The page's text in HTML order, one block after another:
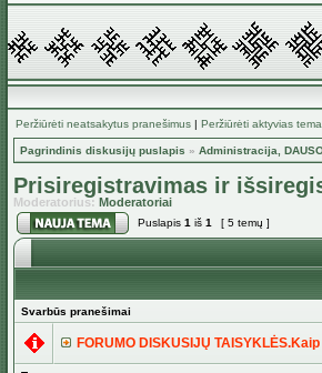
Peržiūrėti neatsakytus pranešimus | Peržiūrėti aktyvias
Pagrindinis diskusijų puslapis » Administracija,
Prisiregistravimas ir
Moderatorius: Moderatoriai
Puslapis 1 iš 1 [ 5 temų ]
Svarbūs pranešimai
FORUMO DISKUSIJŲ